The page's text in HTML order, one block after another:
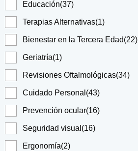
Educación(37)
Terapias Alternativas(1)
Bienestar en la Tercera Edad(22)
Geriatría(1)
Revisiones Oftalmológicas(34)
Cuidado Personal (43)
Prevención ocular(16)
Seguridad visual (16)
Ergonomía(2)